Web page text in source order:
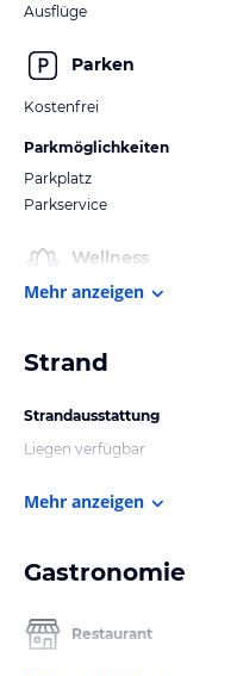
Ausflüge
Parken
Kostenfrei
Parkmöglichkeiten
Parkplatz
Parkservice
Wellness
Mehr anzeigen
Strand
Strandausstattung
Liegen verfügbar
Mehr anzeigen
Gastronomie
Restaurant